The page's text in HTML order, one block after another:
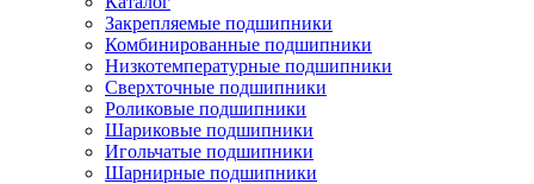
Закрепляемые подшипники
Комбинированные подшипники
Низкотемпературные подшипники
Сверхточные подшипники
Роликовые подшипники
Шариковые подшипники
Игольчатые подшипники
Шарнирные подшипники